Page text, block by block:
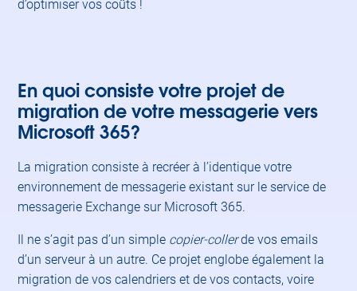
d’optimiser vos coûts !
En quoi consiste votre projet de
migration de votre messagerie vers
Microsoft 365?
La migration consiste à recréer à l’identique votre
environnement de messagerie existant sur le service de
messagerie Exchange sur Microsoft 365.
Il ne s’agit pas d’un simple copier-collerde vos emails
d’un serveur à un autre. Ce projet englobe également la
migration de vos calendriers et de vos contacts, voire